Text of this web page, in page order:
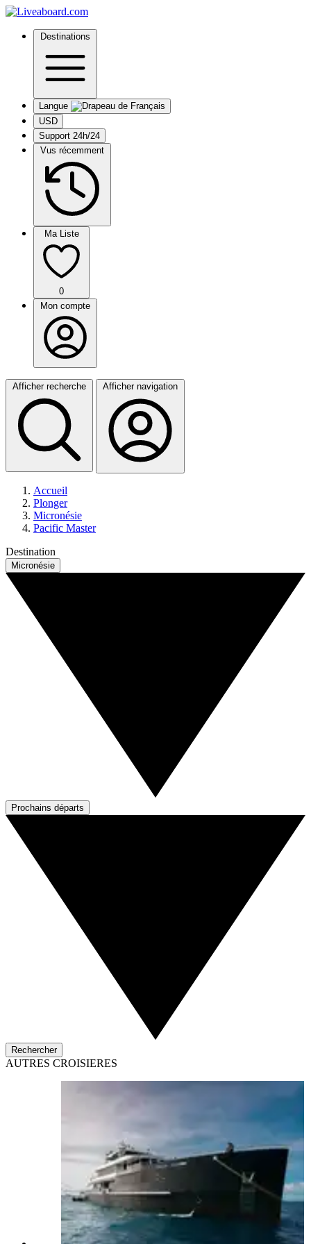
Destinations
Langue
USD
Support 24h/24
Vus récemment
Ma Liste
0
Mon compte
Afficher recherche Afficher navigation
Accueil
Plonger
Micronésie
Pacific Master
Destination
Micronésie
Prochains départs
Rechercher
AUTRES CROISIERES